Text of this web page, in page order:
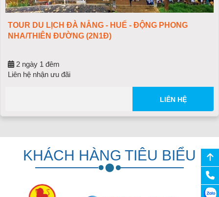
ĐÀ NẴNG - HUẾ - ĐỘNG PHONG
ĐƯỜNG (2N1Đ)
ưu đãi
TOUR
KHÁCH HÀNG TIÊU BIỂU